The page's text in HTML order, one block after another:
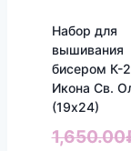
Набор для
вышивания
бисером К-
Икона Св.
(19х24)
1,650.00